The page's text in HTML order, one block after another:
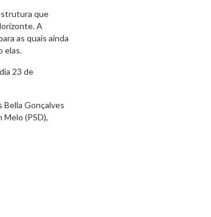
que
A
as quais ainda
elas.
23 de
Gonçalves
Melo (PSD),